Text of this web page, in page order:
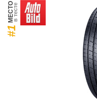
#1
МЕСТОв тесте